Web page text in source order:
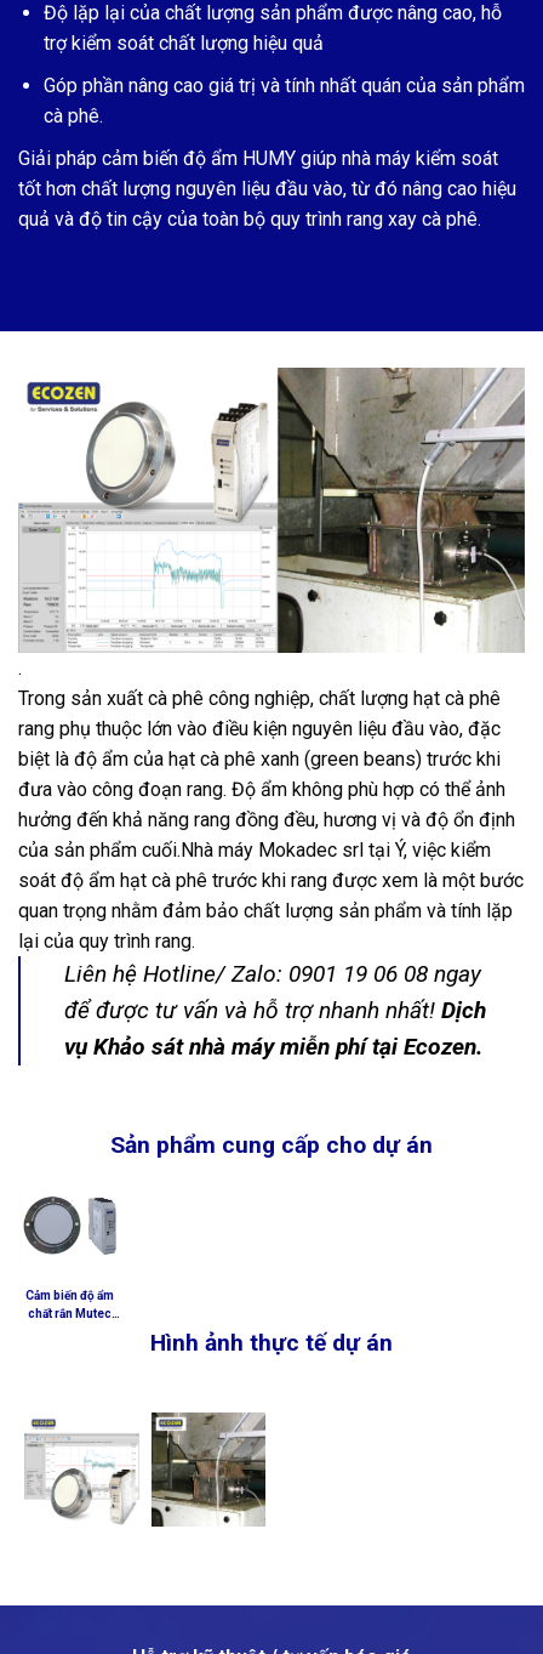
Độ lặp lại của chất lượng sản phẩm được nâng cao, hỗ
trợ kiểm soát chất lượng hiệu quả
Góp phần nâng cao giá trị và tính nhất quán của sản phẩm
cà phê.
Giải pháp cảm biến độ ẩm HUMY giúp nhà máy kiểm soát
tốt hơn chất lượng nguyên liệu đầu vào, từ đó nâng cao hiệu
quả và độ tin cậy của toàn bộ quy trình rang xay cà phê.
.
Trong sản xuất cà phê công nghiệp, chất lượng hạt cà phê
rang phụ thuộc lớn vào điều kiện nguyên liệu đầu vào, đặc
biệt là độ ẩm của hạt cà phê xanh (green beans) trước khi
đưa vào công đoạn rang. Độ ẩm không phù hợp có thể ảnh
hưởng đến khả năng rang đồng đều, hương vị và độ ổn định
của sản phẩm cuối.Nhà máy Mokadec srl tại Ý, việc kiểm
soát độ ẩm hạt cà phê trước khi rang được xem là một bước
quan trọng nhằm đảm bảo chất lượng sản phẩm và tính lặp
lại của quy trình rang.
Liên hệ Hotline/ Zalo: 0901 19 06 08 ngay
để được tư vấn và hỗ trợ nhanh nhất! Dịch
vụ Khảo sát nhà máy miễn phí tại Ecozen.
Sản phẩm cung cấp cho dự án
Cảm biến độ ẩm
chất rắn Mutec
Hình ảnh thực tế dự án